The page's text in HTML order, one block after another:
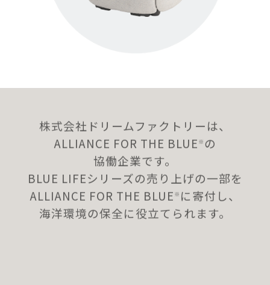
株式会社ドリームファクトリーは、
ALLIANCE FOR THE BLUE ※ の
協働企業です。
BLUE LIFEシリーズの売り上げの一部を
ALLIANCE FOR THE BLUE ※ に寄付し、
海洋環境の保全に役立てられます。